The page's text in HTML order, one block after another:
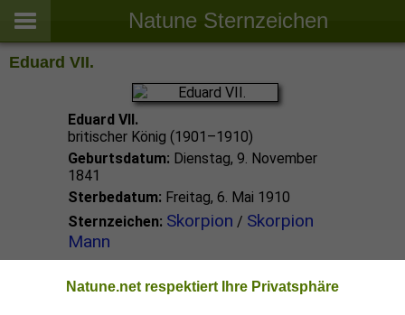
Natune Sternzeichen
Eduard VII.
Eduard VII.
britischer König (1901–1910)
Geburtsdatum: Dienstag, 9. November
1841
Sterbedatum: Freitag, 6. Mai 1910
Sternzeichen: Skorpion / Skorpion
Mann
Skorpion Promis
Natune.net respektiert Ihre Privatsphäre